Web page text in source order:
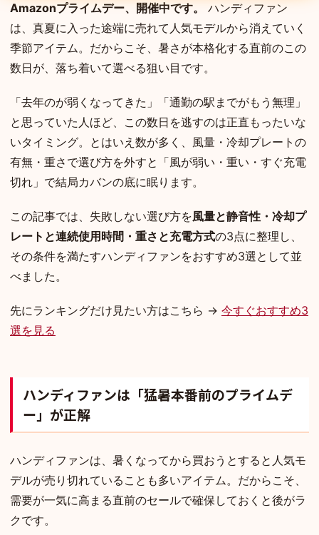
Amazonプライムデー、開催中です。
ハンディファン
は、真夏に入った途端に売れて人気モデルから消えていく
季節アイテム。だからこそ、暑さが本格化する直前のこの
数日が、落ち着いて選べる狙い目です。
「去年のが弱くなってきた」「通勤の駅までがもう無理」
と思っていた人ほど、この数日を逃すのは正直もったいな
いタイミング。とはいえ数が多く、風量・冷却プレートの
有無・重さで選び方を外すと「風が弱い・重い・すぐ充電
切れ」で結局カバンの底に眠ります。
この記事では、失敗しない選び方を風量と静音性・冷却プ
レートと連続使用時間・重さと充電方式の3点に整理し、
その条件を満たすハンディファンをおすすめ3選として並
べました。
先にランキングだけ見たい方はこちら → 今すぐおすすめ3
選を見る
ハンディファンは「猛暑本番前のプライムデ
ー」が正解
ハンディファンは、暑くなってから買おうとすると人気モ
デルが売り切れていることも多いアイテム。だからこそ、
需要が一気に高まる直前のセールで確保しておくと後がラ
クです。